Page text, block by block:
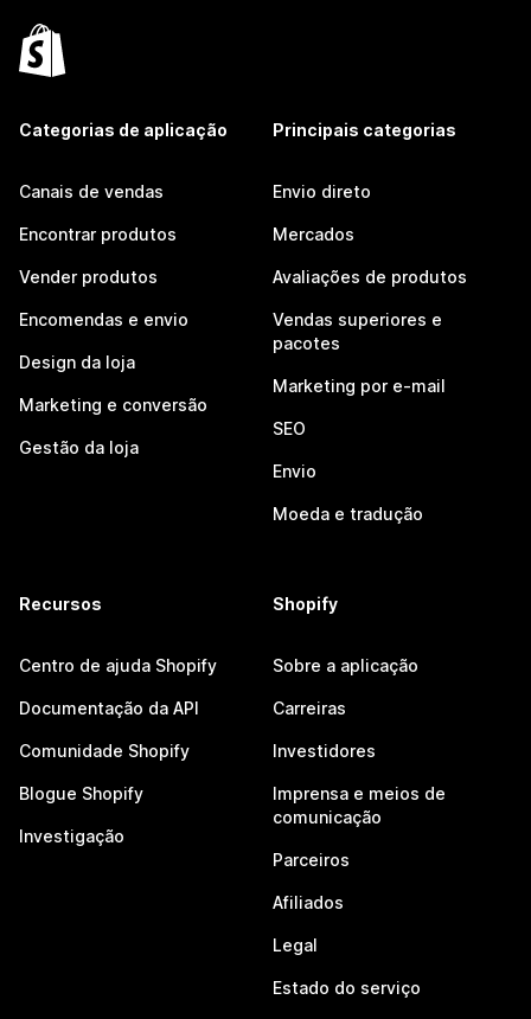
Categorias de aplicação
Canais de vendas
Encontrar produtos
Vender produtos
Encomendas e envio
Design da loja
Marketing e conversão
Gestão da loja
Principais categorias
Envio direto
Mercados
Avaliações de produtos
Vendas superiores e
pacotes
Marketing por e-mail
SEO
Envio
Moeda e tradução
Recursos
Centro de ajuda Shopify
Documentação da API
Comunidade Shopify
Blogue Shopify
Investigação
Shopify
Sobre a aplicação
Carreiras
Investidores
Imprensa e meios de
comunicação
Parceiros
Afiliados
Legal
Estado do serviço